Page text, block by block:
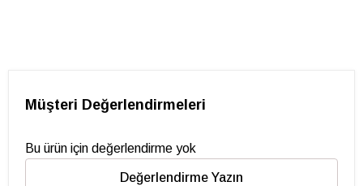
Müşteri Değerlendirmeleri
Bu ürün için değerlendirme yok
Değerlendirme Yazın